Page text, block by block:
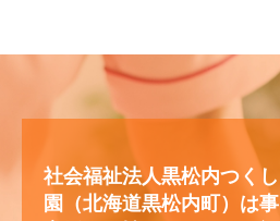
社会福祉法人黒松内つくし
園（北海道黒松内町）は事